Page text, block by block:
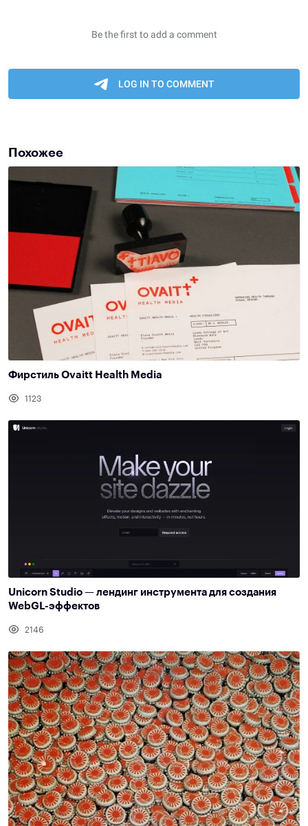
Похожее
Фирстиль Ovaitt Health Media
1123
Unicorn Studio — лендинг инструмента для создания
WebGL-эффектов
2146